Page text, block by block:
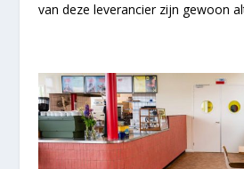
van deze leverancier zijn gewoon